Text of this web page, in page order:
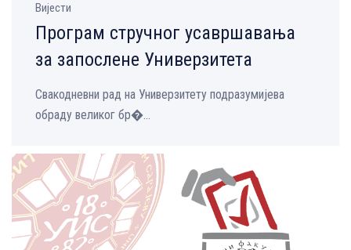
Вијести
Програм стручног усавршавања
за запослене Универзитета
Свакодневни рад на Универзитету подразумијева
обраду великог бр�...